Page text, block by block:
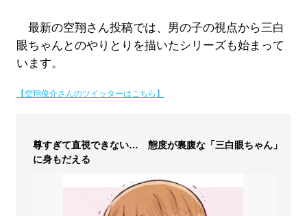
最新の空翔さん投稿では、男の子の視点から三白
眼ちゃんとのやりとりを描いたシリーズも始まって
います。
【空翔俊介さんのツイッターはこちら】
尊すぎて直視できない… 態度が裏腹な「三白眼ちゃん」
に身もだえる